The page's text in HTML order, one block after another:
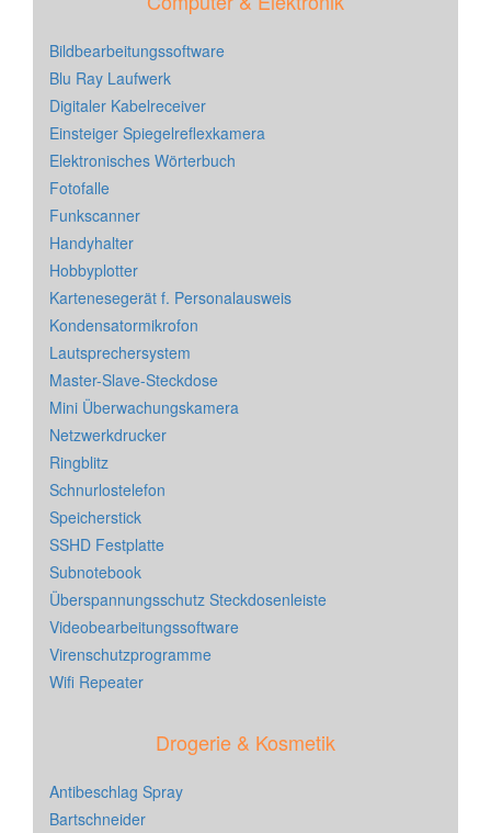
Bildbearbeitungssoftware
Blu Ray Laufwerk
Digitaler Kabelreceiver
Einsteiger Spiegelreflexkamera
Elektronisches Wörterbuch
Fotofalle
Funkscanner
Handyhalter
Hobbyplotter
Kartenesegerät f. Personalausweis
Kondensatormikrofon
Lautsprechersystem
Master-Slave-Steckdose
Mini Überwachungskamera
Netzwerkdrucker
Ringblitz
Schnurlostelefon
Speicherstick
SSHD Festplatte
Subnotebook
Überspannungsschutz Steckdosenleiste
Videobearbeitungssoftware
Virenschutzprogramme
Wifi Repeater
Drogerie & Kosmetik
Antibeschlag Spray
Bartschneider